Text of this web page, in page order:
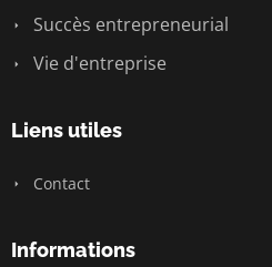
Succès entrepreneurial
Vie d'entreprise
Liens utiles
Contact
Informations